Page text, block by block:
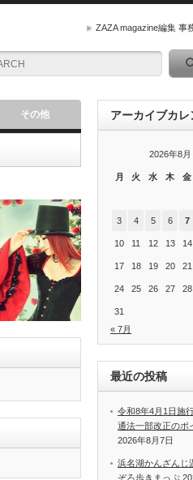
ZAZA magazine編集 事
その他 アーカイブカレ
2026年8月
月 火 水 木 金
3 4 5 6 7
10 11 12 13 14
17 18 19 20 21
24 25 26 27 28
31
« 7月
最近の投稿
令和8年4月1日施
通法一部改正のポ
2026年8月7日
浜名湖かんざん
ぞろ歩きまっぷ